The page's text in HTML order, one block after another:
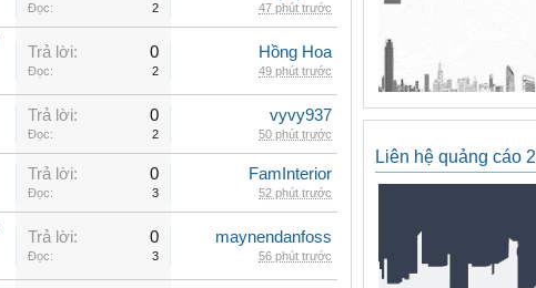
Đọc: 2 47 phút trước
Trả lời: 0
Đọc: 2
Hồng Hoa
49 phút trước
Trả lời: 0
Đọc: 2
vyvy937
50 phút trước
Trả lời: 0
Đọc: 3
FamInterior
52 phút trước
Trả lời: 0
Đọc: 3
maynendanfoss
56 phút trước
Liên hệ quảng cáo 2